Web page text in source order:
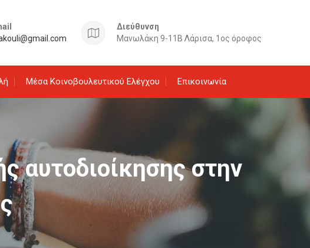
Διεύθυνση
Μανωλάκη 9-11Β Λάρισα, 1ος όροφος
Μέσα Κοινοβουλευτικού Ελέγχου Επικοινωνία
αυτοδιοίκησης στην